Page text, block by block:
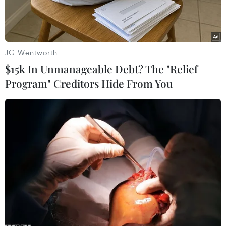
Thủ tướng Nhật Bản Yoshihide Suga phát biểu trong cuộc họp
tại thủ đô Tokyo ngày 13/10/2020. (Ảnh: Kyodo/TTXVN)
Ngày 16/10, trả lời câu hỏi của phóng viên
JG Wentworth
$15k In Unmanageable Debt? The "Relief
Program" Creditors Hide From You